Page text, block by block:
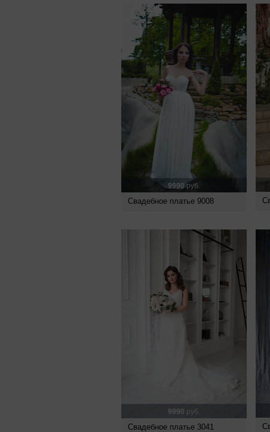
9990руб.
Свадебное платье 9008
9990 руб.
Свадебное платье 3041